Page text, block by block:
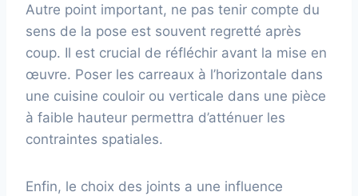
Autre point important, ne pas tenir compte du
sens de la pose est souvent regretté après
coup. Il est crucial de réfléchir avant la mise en
œuvre. Poser les carreaux à l’horizontale dans
une cuisine couloir ou verticale dans une pièce
à faible hauteur permettra d’atténuer les
contraintes spatiales.
Enfin, le choix des joints a une influence